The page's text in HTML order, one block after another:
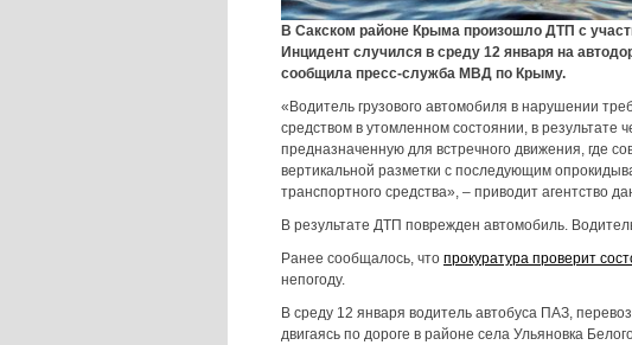
В Сакском районе Крыма произошло ДТП с
Инцидент случился в среду 12 января на
сообщила пресс-служба МВД по Крыму.
«Водитель грузового автомобиля в нарушении
средством в утомленном состоянии, в результате
предназначенную для встречного движения, где
вертикальной разметки с последующим
транспортного средства», – приводит агентство
В результате ДТП поврежден автомобиль.
Ранее сообщалось, что прокуратура проверит
непогоду.
В среду 12 января водитель автобуса ПАЗ,
двигаясь по дороге в районе села Ульяновка